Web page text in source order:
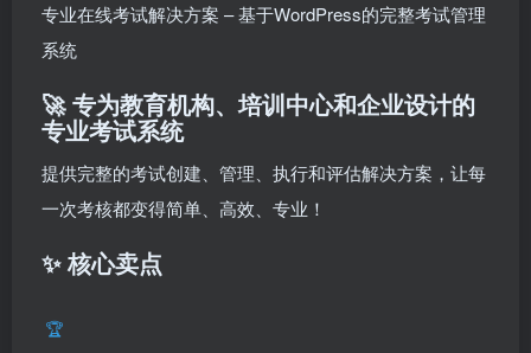
专业在线考试解决方案 – 基于WordPress的完整考试管理
系统
🚀 专为教育机构、培训中心和企业设计的
专业考试系统
提供完整的考试创建、管理、执行和评估解决方案，让每
一次考核都变得简单、高效、专业！
✨ 核心卖点
🏆